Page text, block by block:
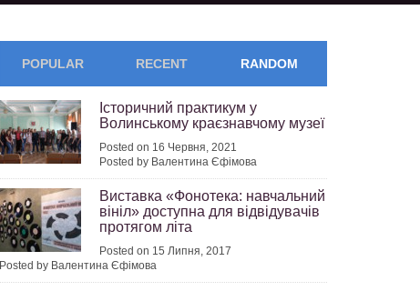
POPULAR RECENT RANDOM
Історичний практикум у
Волинському краєзнавчому музеї
Posted on 16 Червня, 2021
Posted by Валентина Єфімова
Виставка «Фонотека: навчальний
вініл» доступна для відвідувачів
протягом літа
Posted on 15 Липня, 2017
Posted by Валентина Єфімова